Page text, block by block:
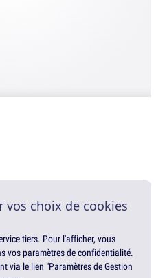
vos choix de cookies
tiers. Pour l'afficher, vous
vos paramètres de confidentialité.
via le lien "Paramètres de Gestion